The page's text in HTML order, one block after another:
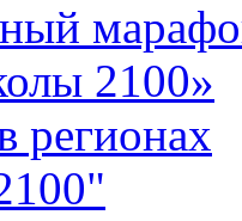
2100»
регионах